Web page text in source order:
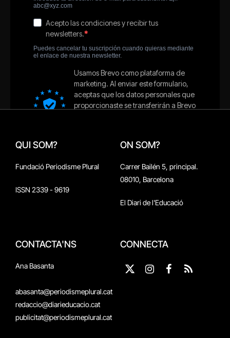
QUI SOM?
Fundació Periodisme Plural
ISSN 2339 - 9619
ON SOM?
Carrer Bailén 5, principal.
08010, Barcelona
El Diari de l'Educació
CONTACTA'NS
Ana Basanta
abasanta@periodismeplural.cat
redaccio@diarieducacio.cat
publicitat@periodismeplural.cat
CONNECTA
X
Instagram
Facebook
RSS